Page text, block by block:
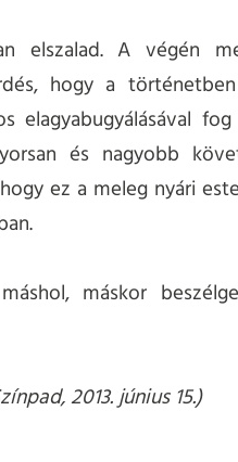
elszalad. A végén
hogy a
elagyabugyálásával
és nagyobb
ez a meleg nyári
máskor
2013. június 15.)